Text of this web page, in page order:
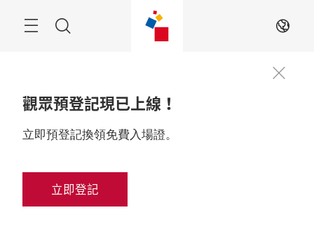
ZH
觀眾預登記現已上線！
立即預登記換領免費入場證。
立即登記